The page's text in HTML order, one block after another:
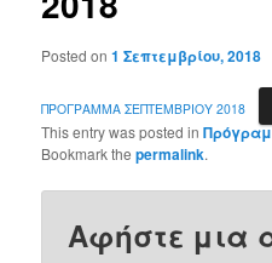
Posted on1 Σεπτεμβρίου, 2018
ΠΡΟΓΡΑΜΜΑ ΣΕΠΤΕΜΒΡΙΟΥ 2018
This entry was posted in
Bookmark thepermalink.
Αφήστε μια